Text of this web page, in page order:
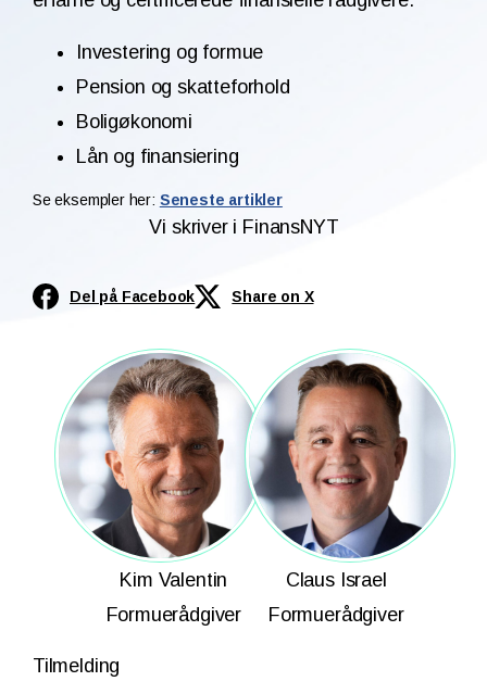
Investering og formue
Pension og skatteforhold
Boligøkonomi
Lån og finansiering
Se eksempler her: Seneste artikler
Vi skriver i FinansNYT
Del på Facebook Share on X
Kim Valentin
Formuerådgiver
Claus Israel
Formuerådgiver
Tilmelding